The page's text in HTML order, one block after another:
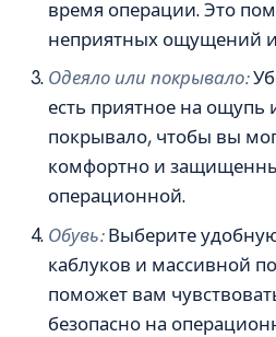
время операции. Это
неприятных ощущений
Одеяло или покрывало:
есть приятное на ощупь
покрывало, чтобы вы
комфортно и
операционной.
Обувь:Выберите
каблуков и массивной
поможет вам
безопасно на